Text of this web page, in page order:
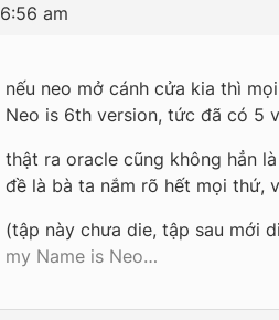
am
nếu neo mở cánh cửa kia thì
Neo is 6th version, tức đã có 5
thật ra oracle cũng không hẳn
đề là bà ta nắm rõ hết mọi thứ,
(tập này chưa die, tập sau mới
my Name is Neo…